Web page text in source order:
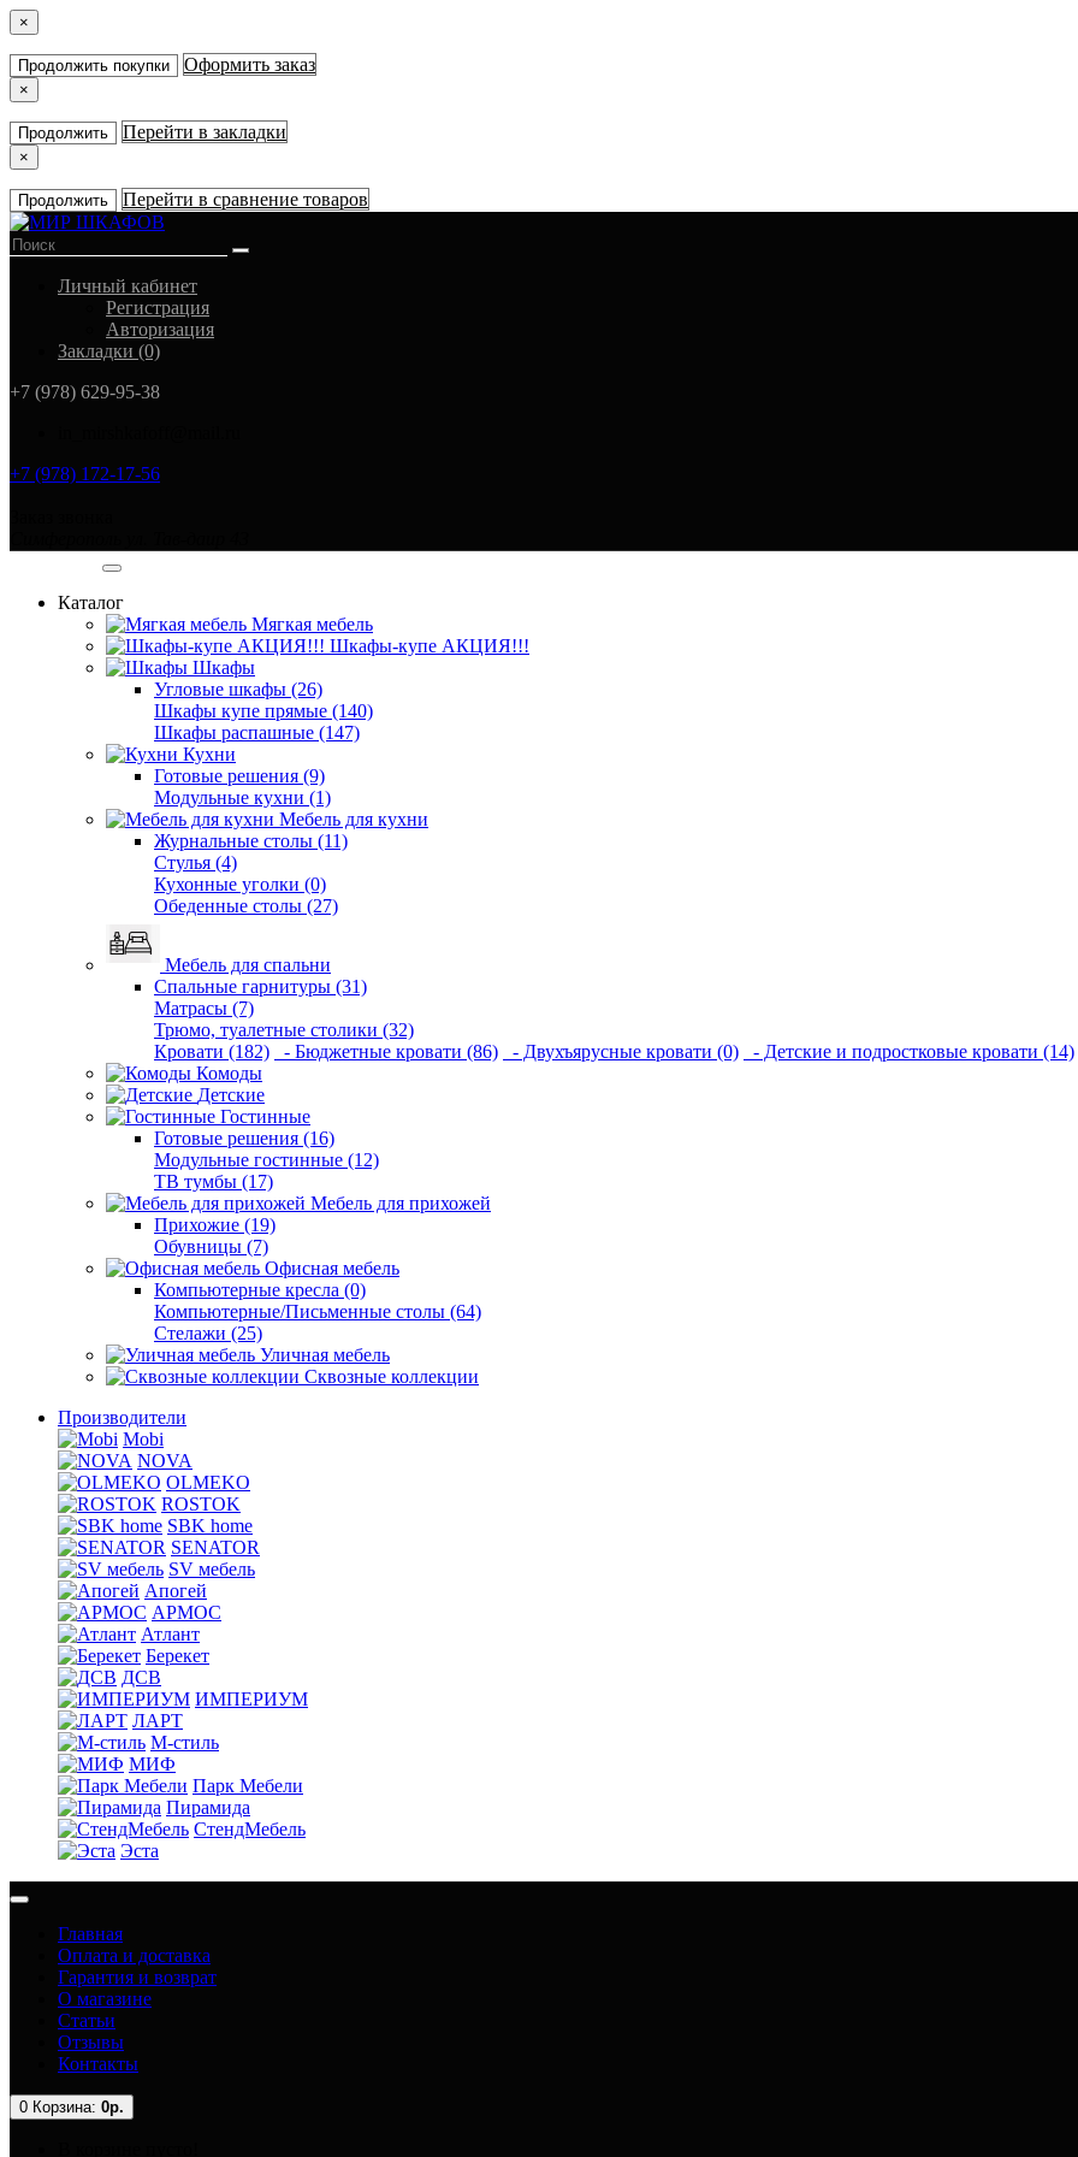
×
Продолжить покупки Оформить заказ
×
Продолжить Перейти в закладки
×
Продолжить Перейти в сравнение товаров
Личный кабинет
Регистрация
Авторизация
Закладки (0)
+7 (978) 629-95-38
+7 (978) 172-17-56
Каталог
Мягкая мебель
Шкафы-купе АКЦИЯ!!!
Шкафы
Угловые шкафы (26)
Шкафы купе прямые (140)
Шкафы распашные (147)
Кухни
Готовые решения (9)
Модульные кухни (1)
Мебель для кухни
Журнальные столы (11)
Стулья (4)
Кухонные уголки (0)
Обеденные столы (27)
Мебель для спальни
Спальные гарнитуры (31)
Матрасы (7)
Трюмо, туалетные столики (32)
Кровати (182)
- Бюджетные кровати (86) - Двухъярусные кровати (0) - Детские и подростковые кровати (14)
Комоды
Детские
Гостинные
Готовые решения (16)
Модульные гостинные (12)
ТВ тумбы (17)
Мебель для прихожей
Прихожие (19)
Обувницы (7)
Офисная мебель
Компьютерные кресла (0)
Компьютерные/Письменные столы (64)
Стелажи (25)
Уличная мебель
Сквозные коллекции
Производители
Mobi
NOVA
OLMEKO
ROSTOK
SBK home
SENATOR
SV мебель
Апогей
АРМОС
Атлант
Берекет
ДСВ
ИМПЕРИУМ
ЛАРТ
М-стиль
МИФ
Парк Мебели
Пирамида
СтендМебель
Эста
Главная
Оплата и доставка
Гарантия и возврат
О магазине
Статьи
Отзывы
Контакты
0 Корзина: 0р.